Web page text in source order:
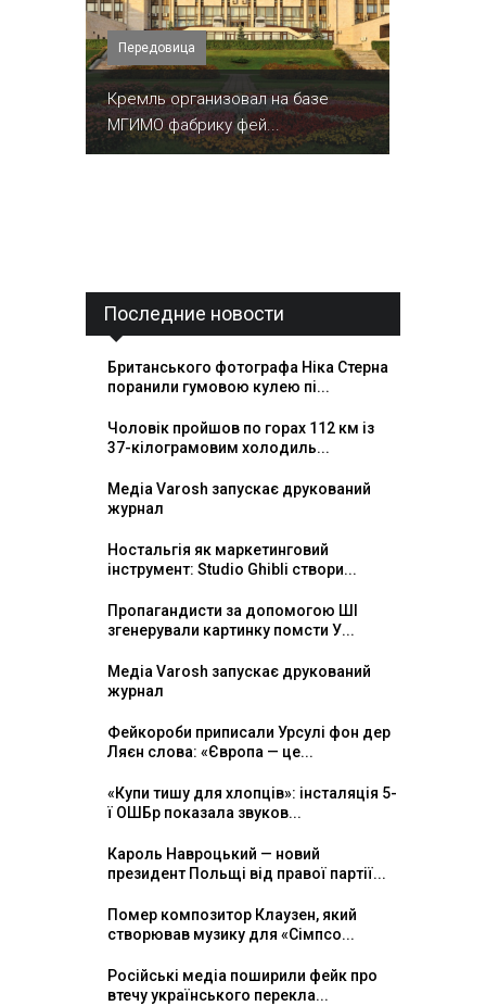
Передовица
Кремль организовал на базе
МГИМО фабрику фей...
Последние новости
Британського фотографа Ніка Стерна
поранили гумовою кулею пі...
Чоловік пройшов по горах 112 км із
37-кілограмовим холодиль...
Медіа Varosh запускає друкований
журнал
Ностальгія як маркетинговий
інструмент: Studio Ghibli створи...
Пропагандисти за допомогою ШІ
згенерували картинку помсти У...
Медіа Varosh запускає друкований
журнал
Фейкороби приписали Урсулі фон дер
Ляєн слова: «Європа — це...
«Купи тишу для хлопців»: інсталяція 5-
ї ОШБр показала звуков...
Кароль Навроцький — новий
президент Польщі від правої партії...
Помер композитор Клаузен, який
створював музику для «Сімпсо...
Російські медіа поширили фейк про
втечу українського перекла...